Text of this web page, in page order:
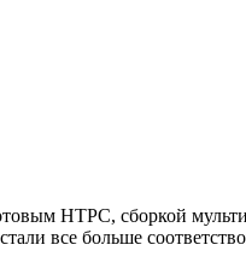
HTPC, сборкой
все больше